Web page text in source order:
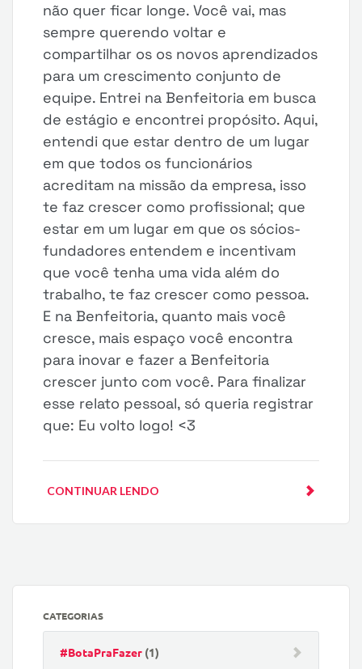
não quer ficar longe. Você vai, mas
sempre querendo voltar e
compartilhar os os novos aprendizados
para um crescimento conjunto de
equipe. Entrei na Benfeitoria em busca
de estágio e encontrei propósito. Aqui,
entendi que estar dentro de um lugar
em que todos os funcionários
acreditam na missão da empresa, isso
te faz crescer como profissional; que
estar em um lugar em que os sócios-
fundadores entendem e incentivam
que você tenha uma vida além do
trabalho, te faz crescer como pessoa.
E na Benfeitoria, quanto mais você
cresce, mais espaço você encontra
para inovar e fazer a Benfeitoria
crescer junto com você. Para finalizar
esse relato pessoal, só queria registrar
que: Eu volto logo! <3
CONTINUAR LENDO
CATEGORIAS
#BotaPraFazer (1)